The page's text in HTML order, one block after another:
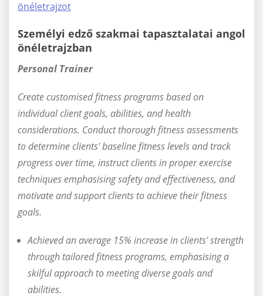
önéletrajzot
Személyi edző szakmai tapasztalatai angol
önéletrajzban
Personal Trainer
Create customised fitness programs based on
individual client goals, abilities, and health
considerations. Conduct thorough fitness assessments
to determine clients' baseline fitness levels and track
progress over time, instruct clients in proper exercise
techniques emphasising safety and effectiveness, and
motivate and support clients to achieve their fitness
goals.
Achieved an average 15% increase in clients' strength
through tailored fitness programs, emphasising a
skilful approach to meeting diverse goals and
abilities.